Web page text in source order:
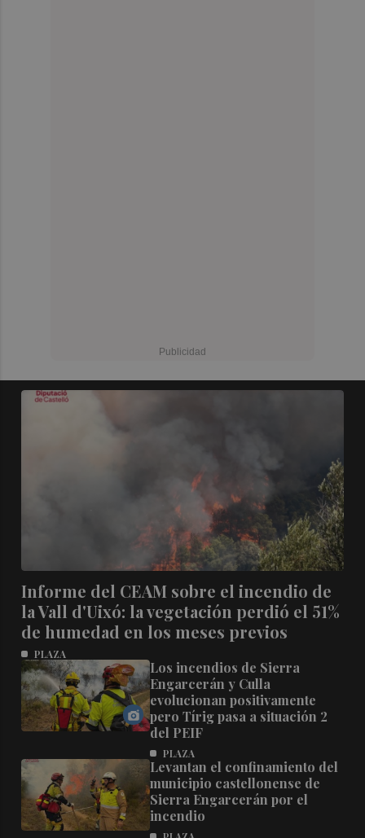
Informe del CEAM sobre el incendio de
la Vall d'Uixó: la vegetación perdió el 51%
de humedad en los meses previos
PLAZA
Los incendios de Sierra
Engarcerán y Culla
evolucionan positivamente
pero Tírig pasa a situación 2
del PEIF
PLAZA
Levantan el confinamiento del
municipio castellonense de
Sierra Engarcerán por el
incendio